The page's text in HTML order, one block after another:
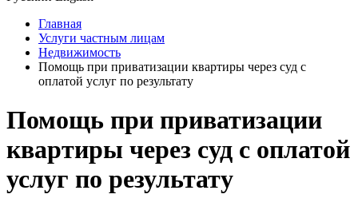
Главная
Услуги частным лицам
Недвижимость
Помощь при приватизации квартиры через суд с
оплатой услуг по результату
Помощь при приватизации
квартиры через суд с оплатой
услуг по результату